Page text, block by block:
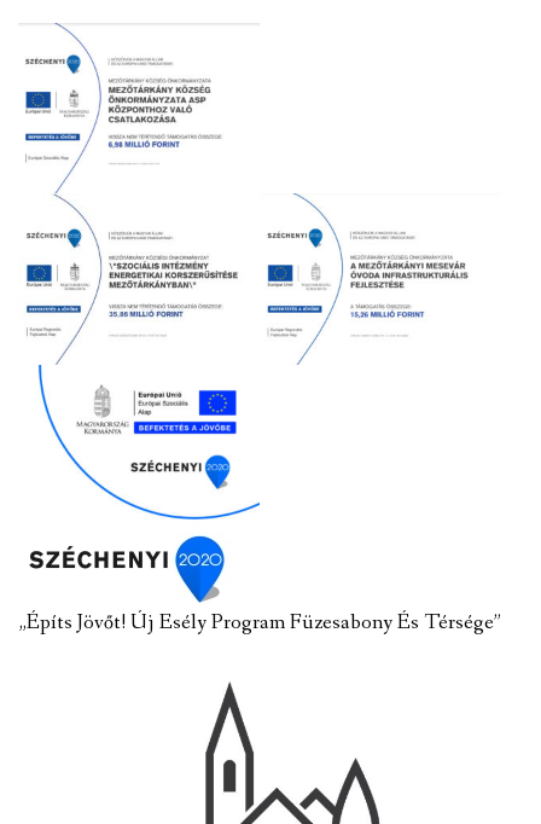
„Építs Jövőt! Új Esély Program Füzesabony És Térsége”